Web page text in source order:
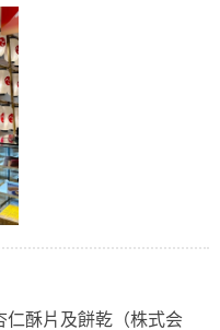
仁酥片及餅乾（株式会